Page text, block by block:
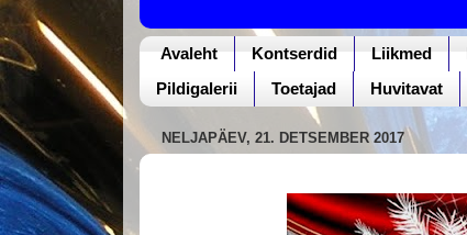
Avaleht Kontserdid Liikmed
Pildigalerii
Toetajad Huvitavat
NELJAPÄEV, 21. DETSEMBER 2017